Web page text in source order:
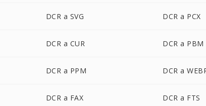
DCR a SVG DCR a PCX
DCR a CUR DCR a PBM
DCR a PPM DCR a
DCR a FAX DCR a FTS